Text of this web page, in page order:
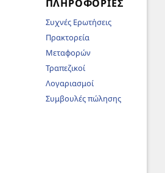
ΠΛΗΡΟΦΟΡΊΕΣ
Συχνές Ερωτήσεις
Πρακτορεία
Μεταφορών
Τραπεζικοί
Λογαριασμοί
Συμβουλές πώλησης